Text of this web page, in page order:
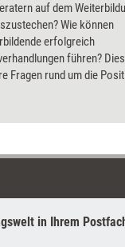
auf dem
Wie können
erfolgreich
führen?
Fragen rund um die
Dossier.
in Ihrem